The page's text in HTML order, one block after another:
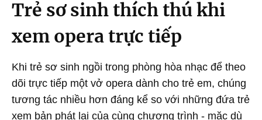
Trẻ sơ sinh thích thú khi
xem opera trực tiếp
Khi trẻ sơ sinh ngồi trong phòng hòa nhạc để theo
dõi trực tiếp một vở opera dành cho trẻ em, chúng
tương tác nhiều hơn đáng kể so với những đứa trẻ
xem bản phát lại của cùng chương trình - mặc dù